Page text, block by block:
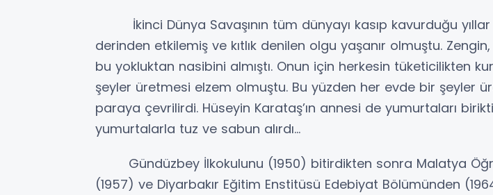
İkinci Dünya Savaşının tüm dünyayı kasıp kavurduğu
derinden etkilemiş ve kıtlık denilen olgu yaşanır olmuştu.
bu yokluktan nasibini almıştı. Onun için herkesin tüketicilikten
şeyler üretmesi elzem olmuştu. Bu yüzden her evde bir şeyler
paraya çevrilirdi. Hüseyin Karataş’ın annesi de yumurtaları
yumurtalarla tuz ve sabun alırdı...
Gündüzbey İlkokulunu (1950) bitirdikten sonra Malatya
(1957) ve Diyarbakır Eğitim Enstitüsü Edebiyat Bölümünden